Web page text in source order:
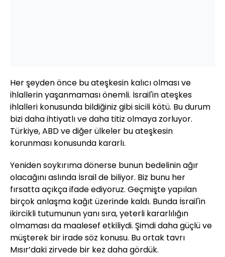
Her şeyden önce bu ateşkesin kalıcı olması ve
ihlallerin yaşanmaması önemli. İsrail'in ateşkes
ihlalleri konusunda bildiğiniz gibi sicili kötü. Bu durum
bizi daha ihtiyatlı ve daha titiz olmaya zorluyor.
Türkiye, ABD ve diğer ülkeler bu ateşkesin
korunması konusunda kararlı.
Yeniden soykırıma dönerse bunun bedelinin ağır
olacağını aslında İsrail de biliyor. Biz bunu her
fırsatta açıkça ifade ediyoruz. Geçmişte yapılan
birçok anlaşma kağıt üzerinde kaldı. Bunda İsrail'in
ikircikli tutumunun yanı sıra, yeterli kararlılığın
olmaması da maalesef etkiliydi. Şimdi daha güçlü ve
müşterek bir irade söz konusu. Bu ortak tavrı
Mısır’daki zirvede bir kez daha gördük.